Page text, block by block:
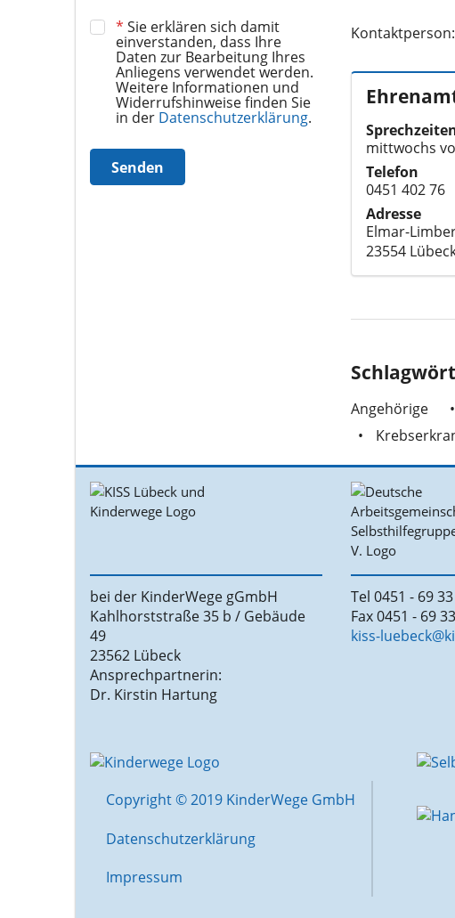
* Sie erklären sich damit
einverstanden, dass Ihre
Daten zur Bearbeitung Ihres
Anliegens verwendet werden.
Weitere Informationen und
Widerrufshinweise finden Sie
in der Datenschutzerklärung.
Senden
mittwochs
Telefon
0451 402 76
Adresse
Elmar-
23554
Angehörige
bei der KinderWege gGmbH
Kahlhorststraße 35 b / Gebäude
49
23562 Lübeck
Ansprechpartnerin:
Dr. Kirstin Hartung
Tel 0451 - 69
Fax 0451 - 69
kiss-
Copyright © 2019 KinderWege GmbH
Datenschutzerklärung
Impressum